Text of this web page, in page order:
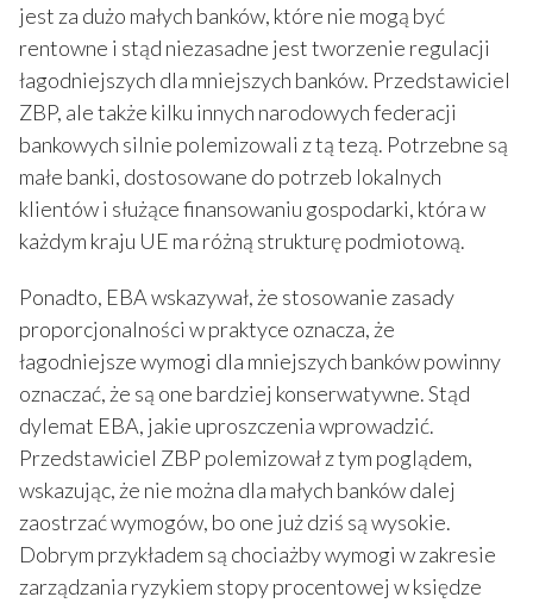
jest za dużo małych banków, które nie mogą być
rentowne i stąd niezasadne jest tworzenie regulacji
łagodniejszych dla mniejszych banków. Przedstawiciel
ZBP, ale także kilku innych narodowych federacji
bankowych silnie polemizowali z tą tezą. Potrzebne są
małe banki, dostosowane do potrzeb lokalnych
klientów i służące finansowaniu gospodarki, która w
każdym kraju UE ma różną strukturę podmiotową.
Ponadto, EBA wskazywał, że stosowanie zasady
proporcjonalności w praktyce oznacza, że
łagodniejsze wymogi dla mniejszych banków powinny
oznaczać, że są one bardziej konserwatywne. Stąd
dylemat EBA, jakie uproszczenia wprowadzić.
Przedstawiciel ZBP polemizował z tym poglądem,
wskazując, że nie można dla małych banków dalej
zaostrzać wymogów, bo one już dziś są wysokie.
Dobrym przykładem są chociażby wymogi w zakresie
zarządzania ryzykiem stopy procentowej w księdze